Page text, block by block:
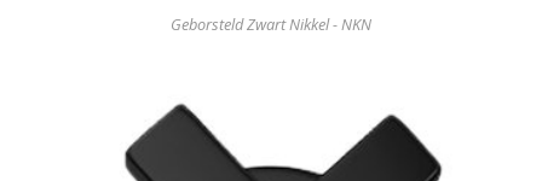
Geborsteld Zwart Nikkel - NKN